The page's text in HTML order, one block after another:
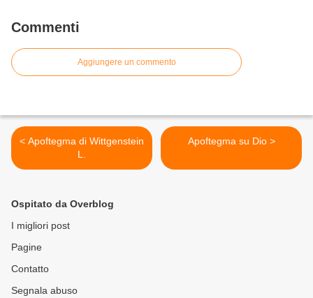
Commenti
Aggiungere un commento
< Apoftegma di Wittgenstein
L.
Apoftegma su Dio >
Ospitato da Overblog
I migliori post
Pagine
Contatto
Segnala abuso